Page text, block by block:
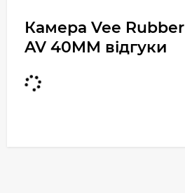
Камера Vee Rubber
AV 40MM відгуки